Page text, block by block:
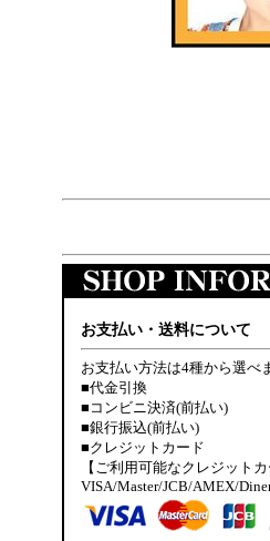
お支払い・送料について
お支払い方法は4種から選べ
■代金引換
■コンビニ決済(前払い)
■銀行振込(前払い)
■クレジットカード
【ご利用可能なクレジット
VISA/Master/JCB/AMEX/